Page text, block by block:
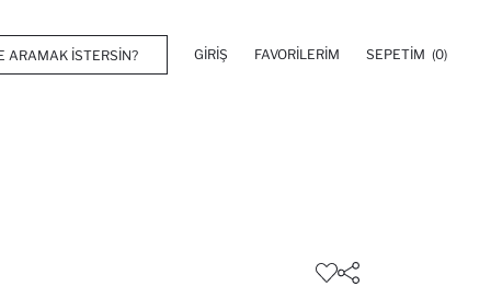
GIRIŞ FAVORILERIM SEPETIM (0)